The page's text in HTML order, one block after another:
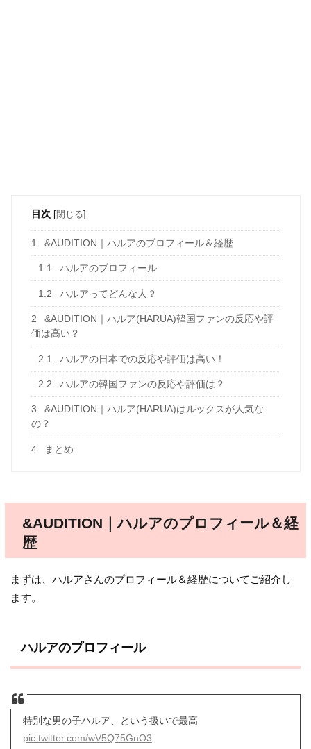
目次 [閉じる]
1 &AUDITION｜ハルアのプロフィール＆経歴
1.1 ハルアのプロフィール
1.2 ハルアってどんな人？
2
&AUDITION｜ハルア(HARUA)韓国ファンの反応や評
価は高い？
2.1 ハルアの日本での反応や評価は高い！
2.2 ハルアの韓国ファンの反応や評価は？
3
&AUDITION｜ハルア(HARUA)はルックスが人気な
の？
4 まとめ
&AUDITION｜ハルアのプロフィール＆経
歴
まずは、ハルアさんのプロフィール＆経歴についてご紹介し
ます。
ハルアのプロフィール
特別な男の子ハルア、という扱いで最高
pic.twitter.com/wV5Q75GnO3